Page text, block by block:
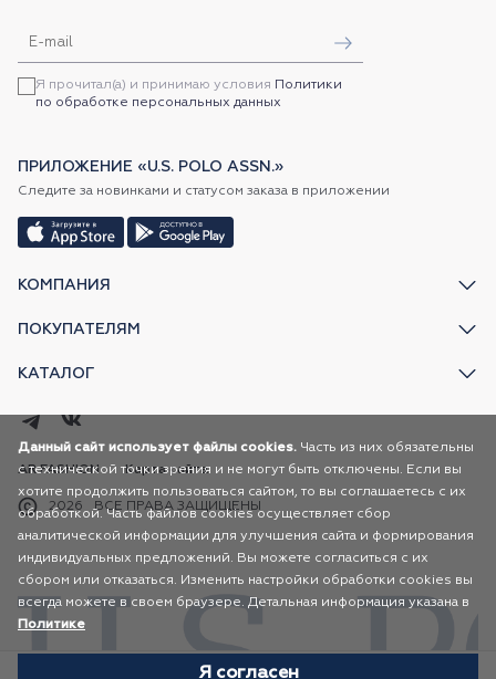
КОМПАНИЯ
ПОКУПАТЕЛЯМ
КАТАЛОГ
Я прочитал(а) и принимаю условия Политики
по обработке персональных данных
ПРИЛОЖЕНИЕ «U.S. POLO ASSN.»
Следите за новинками и статусом заказа в приложении
2026 ВСЕ ПРАВА ЗАЩИЩЕНЫ
AR FASHION Карта сайта
Данный сайт использует файлы cookies. Часть из них обязательны
с технической точки зрения и не могут быть отключены. Если вы
хотите продолжить пользоваться сайтом, то вы соглашаетесь с их
обработкой. Часть файлов cookies осуществляет сбор
аналитической информации для улучшения сайта и формирования
индивидуальных предложений. Вы можете согласиться с их
сбором или отказаться. Изменить настройки обработки cookies вы
всегда можете в своем браузере. Детальная информация указана в
Политике
Я согласен